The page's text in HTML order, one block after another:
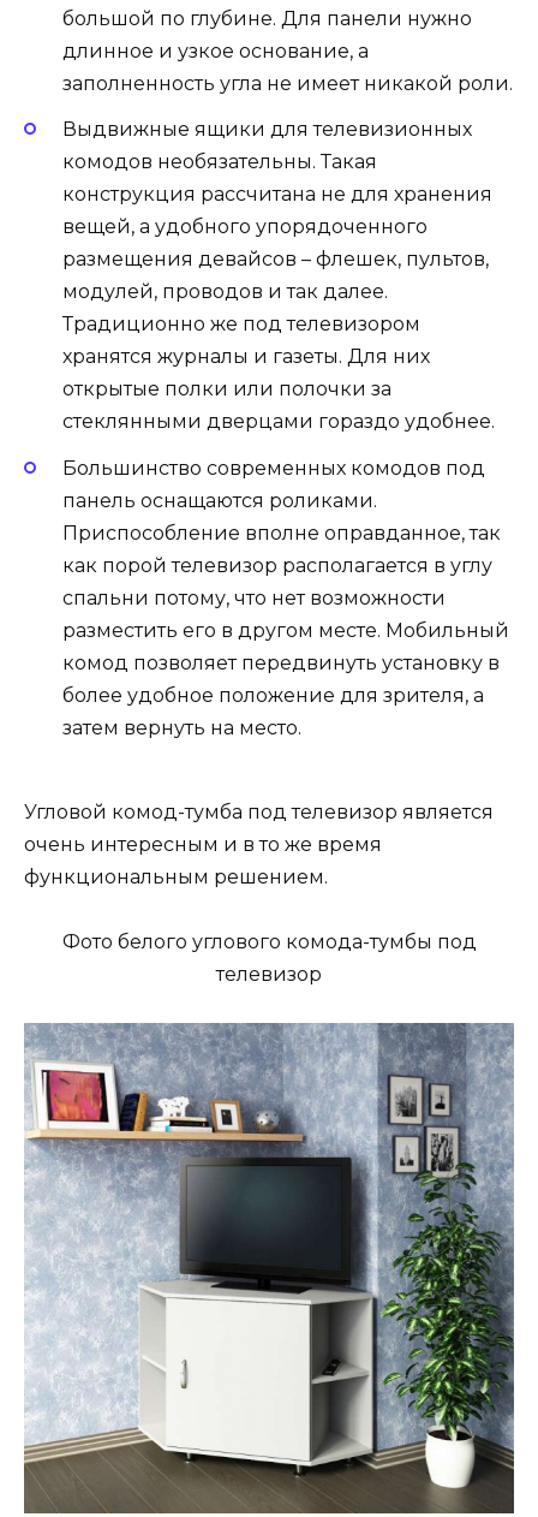
большой по глубине. Для панели нужно
длинное и узкое основание, а
заполненность угла не имеет никакой роли.
Выдвижные ящики для телевизионных
комодов необязательны. Такая
конструкция рассчитана не для хранения
вещей, а удобного упорядоченного
размещения девайсов – флешек, пультов,
модулей, проводов и так далее.
Традиционно же под телевизором
хранятся журналы и газеты. Для них
открытые полки или полочки за
стеклянными дверцами гораздо удобнее.
Большинство современных комодов под
панель оснащаются роликами.
Приспособление вполне оправданное, так
как порой телевизор располагается в углу
спальни потому, что нет возможности
разместить его в другом месте. Мобильный
комод позволяет передвинуть установку в
более удобное положение для зрителя, а
затем вернуть на место.
Угловой комод-тумба под телевизор является
очень интересным и в то же время
функциональным решением.
Фото белого углового комода-тумбы под
телевизор